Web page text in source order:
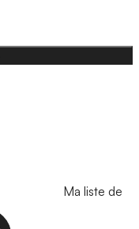
Ma liste de